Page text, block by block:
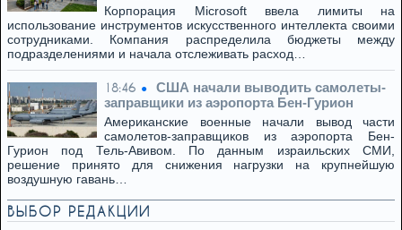
Корпорация Microsoft ввела лимиты на
использование инструментов искусственного интеллекта своими
сотрудниками. Компания распределила бюджеты между
подразделениями и начала отслеживать расход…
18:46
США начали выводить самолеты-
заправщики из аэропорта Бен-Гурион
Американские военные начали вывод части
самолетов-заправщиков из аэропорта Бен-
Гурион под Тель-Авивом. По данным израильских СМИ,
решение принято для снижения нагрузки на крупнейшую
воздушную гавань…
ВЫБОР РЕДАКЦИИ